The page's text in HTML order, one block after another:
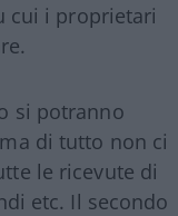
cui i proprietari
si potranno
di tutto non ci
le ricevute di
etc. Il secondo